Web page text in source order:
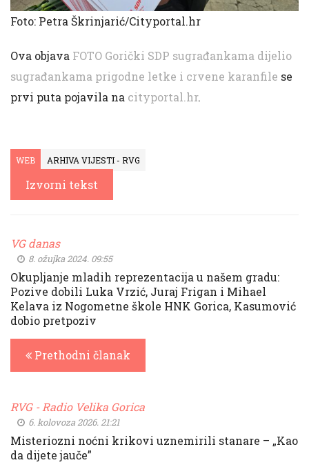
Foto: Petra Škrinjarić/Cityportal.hr
Ova objava FOTO Gorički SDP sugrađankama dijelio
sugrađankama prigodne letke i crvene karanfile se
prvi puta pojavila na cityportal.hr.
WEB ARHIVA VIJESTI - RVG
Izvorni tekst
VG danas
8. ožujka 2024. 09:55
Okupljanje mladih reprezentacija u našem gradu:
Pozive dobili Luka Vrzić, Juraj Frigan i Mihael
Kelava iz Nogometne škole HNK Gorica, Kasumović
dobio pretpoziv
Prethodni članak
RVG - Radio Velika Gorica
6. kolovoza 2026. 21:21
Misteriozni noćni krikovi uznemirili stanare – „Kao
da dijete jauče”